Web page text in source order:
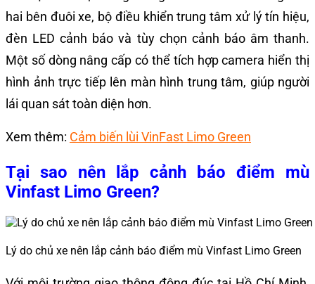
hai bên đuôi xe, bộ điều khiển trung tâm xử lý tín hiệu,
đèn LED cảnh báo và tùy chọn cảnh báo âm thanh.
Một số dòng nâng cấp có thể tích hợp camera hiển thị
hình ảnh trực tiếp lên màn hình trung tâm, giúp người
lái quan sát toàn diện hơn.
Xem thêm: Cảm biến lùi VinFast Limo Green
Tại sao nên lắp cảnh báo điểm mù
Vinfast Limo Green?
Lý do chủ xe nên lắp cảnh báo điểm mù Vinfast Limo Green